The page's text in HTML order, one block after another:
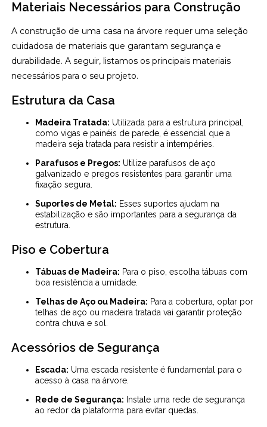
Materiais Necessários para Construção
A construção de uma casa na árvore requer uma seleção
cuidadosa de materiais que garantam segurança e
durabilidade. A seguir, listamos os principais materiais
necessários para o seu projeto.
Estrutura da Casa
Madeira Tratada: Utilizada para a estrutura principal,
como vigas e painéis de parede, é essencial que a
madeira seja tratada para resistir a intempéries.
Parafusos e Pregos: Utilize parafusos de aço
galvanizado e pregos resistentes para garantir uma
fixação segura.
Suportes de Metal: Esses suportes ajudam na
estabilização e são importantes para a segurança da
estrutura.
Piso e Cobertura
Tábuas de Madeira: Para o piso, escolha tábuas com
boa resistência a umidade.
Telhas de Aço ou Madeira: Para a cobertura, optar por
telhas de aço ou madeira tratada vai garantir proteção
contra chuva e sol.
Acessórios de Segurança
Escada: Uma escada resistente é fundamental para o
acesso à casa na árvore.
Rede de Segurança: Instale uma rede de segurança
ao redor da plataforma para evitar quedas.